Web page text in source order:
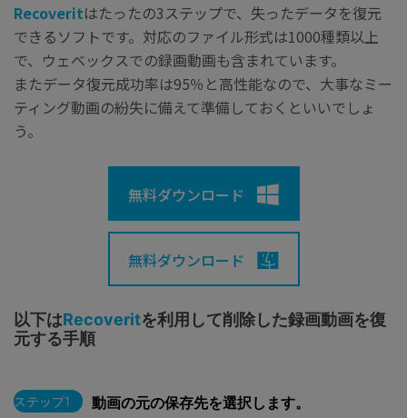
Recoveritはたったの3ステップで、失ったデータを復元
できるソフトです。対応のファイル形式は1000種類以上
で、ウェベックスでの録画動画も含まれています。
またデータ復元成功率は95％と高性能なので、大事なミー
ティング動画の紛失に備えて準備しておくといいでしょ
う。
無料ダウンロード
無料ダウンロード
以下はRecoveritを利用して削除した録画動画を復
元する手順
ステップ1 動画の元の保存先を選択します。